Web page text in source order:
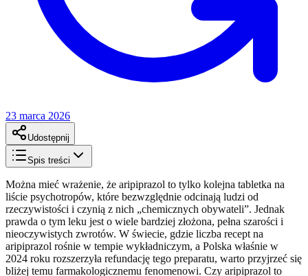
23 marca 2026
Udostępnij
Spis treści
Można mieć wrażenie, że aripiprazol to tylko kolejna tabletka na
liście psychotropów, które bezwzględnie odcinają ludzi od
rzeczywistości i czynią z nich „chemicznych obywateli”. Jednak
prawda o tym leku jest o wiele bardziej złożona, pełna szarości i
nieoczywistych zwrotów. W świecie, gdzie liczba recept na
aripiprazol rośnie w tempie wykładniczym, a Polska właśnie w
2024 roku rozszerzyła refundację tego preparatu, warto przyjrzeć się
bliżej temu farmakologicznemu fenomenowi. Czy aripiprazol to